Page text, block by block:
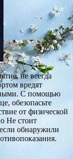
не всегда
вредят
С помощью
обезопасьте
от физической
Не стоит
обнаружили